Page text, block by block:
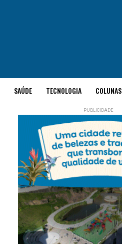
SAÚDE TECNOLOGIA COLUNAS